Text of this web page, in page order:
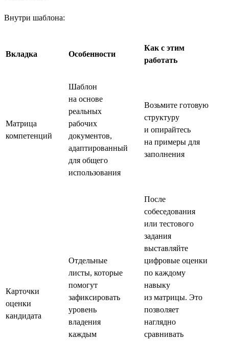
Внутри шаблона:
Вкладка Особенности
Как с этим
работать
Матрица
компетенций
Шаблон
на основе
реальных
рабочих
документов,
адаптированный
для общего
использования
Возьмите готовую
структуру
и опирайтесь
на примеры для
заполнения
Карточки
оценки
кандидата
Отдельные
листы, которые
помогут
зафиксировать
уровень
владения
каждым
После
собеседования
или тестового
задания
выставляйте
цифровые оценки
по каждому
навыку
из матрицы. Это
позволяет
наглядно
сравнивать